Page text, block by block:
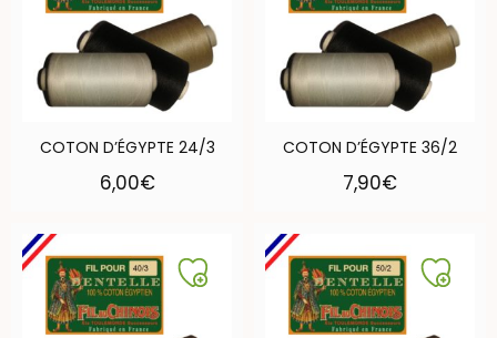
COTON D’ÉGYPTE 24/3
6,00€
COTON D’ÉGYPTE 36/2
7,90€